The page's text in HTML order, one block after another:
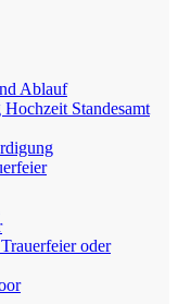
Ablauf
Standesamt
oder